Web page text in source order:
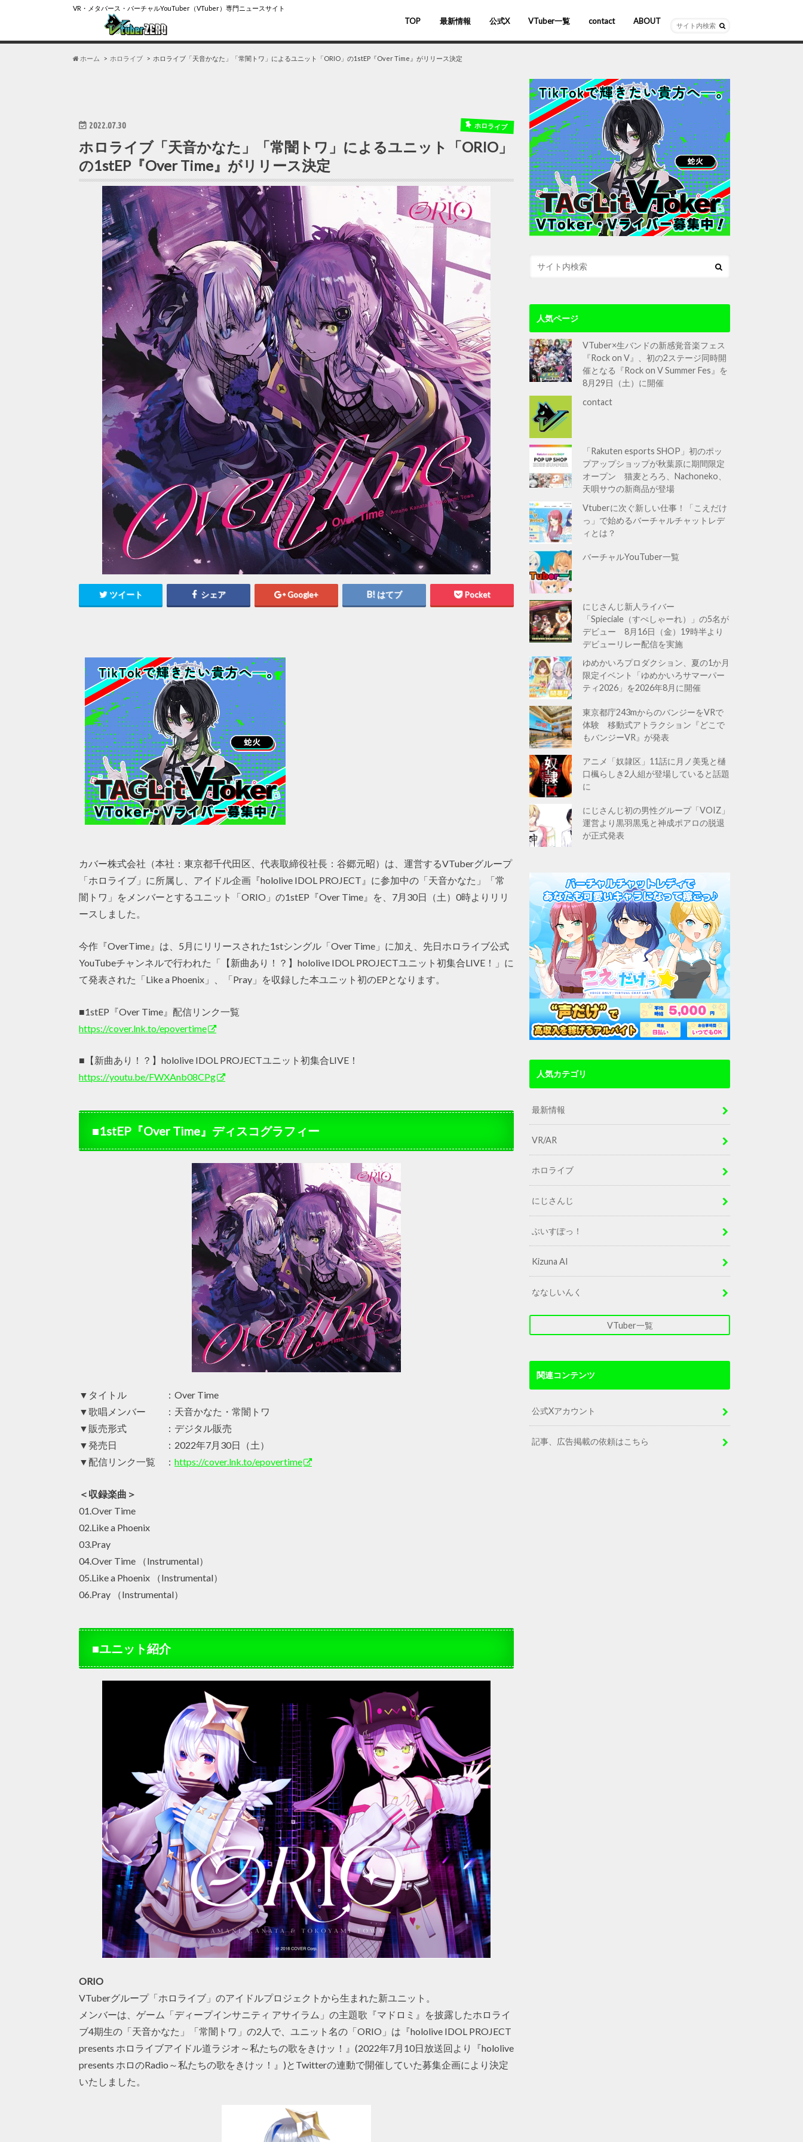
VR・メタバース・バーチャルYouTuber（VTuber）専門ニュースサイト
TOP 最新情報 公式X VTuber一覧
バーチャルYouTuber
VR/AR
ホロライブ
にじさんじ
ななしいんく
ぶいすぽっ！
contact ABOUT
ホーム ホロライブ ホロライブ「天音かなた」「常闇トワ」によるユニット「ORIO」の1stEP『Over Time』がリリース決定
2022.07.30 ホロライブ
ホロライブ「天音かなた」「常闇トワ」によるユニット「ORIO」
の1stEP『Over Time』がリリース決定
ツイート シェア Google+ はてブ Pocket
カバー株式会社（本社：東京都千代田区、代表取締役社長：谷郷元昭）は、運営するVTuberグループ
「ホロライブ」に所属し、アイドル企画『hololive IDOL PROJECT』に参加中の「天音かなた」「常
闇トワ」をメンバーとするユニット「ORIO」の1stEP『Over Time』を、7月30日（土）0時よりリリ
ースしました。
今作『OverTime』は、5月にリリースされた1stシングル「Over Time」に加え、先日ホロライブ公式
YouTubeチャンネルで行われた「【新曲あり！？】hololive IDOL PROJECTユニット初集合LIVE！」に
て発表された「Like a Phoenix」、「Pray」を収録した本ユニット初のEPとなります。
■1stEP『Over Time』配信リンク一覧
https://cover.lnk.to/epovertime
■【新曲あり！？】hololive IDOL PROJECTユニット初集合LIVE！
https://youtu.be/FWXAnb08CPg
■1stEP『Over Time』ディスコグラフィー
▼タイトル ：Over Time
▼歌唱メンバー ：天音かなた・常闇トワ
▼販売形式 ：デジタル販売
▼発売日 ：2022年7月30日（土）
▼配信リンク一覧 ： https://cover.lnk.to/epovertime
＜収録楽曲＞
01.Over Time
02.Like a Phoenix
03.Pray
04.Over Time （Instrumental）
05.Like a Phoenix （Instrumental）
06.Pray （Instrumental）
■ユニット紹介
ORIO
VTuberグループ「ホロライブ」のアイドルプロジェクトから生まれた新ユニット。
メンバーは、ゲーム「ディープインサニティ アサイラム」の主題歌『マドロミ』を披露したホロライ
ブ4期生の「天音かなた」「常闇トワ」の2人で、ユニット名の「ORIO」は『hololive IDOL PROJECT
presents ホロライブアイドル道ラジオ～私たちの歌をきけッ！』(2022年7月10日放送回より『hololive
presents ホロのRadio～私たちの歌をきけッ！』)とTwitterの連動で開催していた募集企画により決定
いたしました。
人気ページ
VTuber×生バンドの新感覚音楽フェス
『Rock on V』、初の2ステージ同時開
催となる『Rock on V Summer Fes』を
8月29日（土）に開催
contact
「Rakuten esports SHOP」初のポッ
プアップショップが秋葉原に期間限定
オープン 猫麦とろろ、Nachoneko、
天唄サウの新商品が登場
Vtuberに次ぐ新しい仕事！「こえだけ
っ」で始めるバーチャルチャットレデ
ィとは？
バーチャルYouTuber一覧
にじさんじ新人ライバー
「Spieciale（すぺしゃーれ）」の5名が
デビュー 8月16日（金）19時半より
デビューリレー配信を実施
ゆめかいろプロダクション、夏の1か月
限定イベント「ゆめかいろサマーパー
ティ2026」を2026年8月に開催
東京都庁243mからのバンジーをVRで
体験 移動式アトラクション『どこで
もバンジーVR』が発表
アニメ「奴隷区」11話に月ノ美兎と樋
口楓らしき2人組が登場していると話題
に
にじさんじ初の男性グループ「VOIZ」
運営より黒羽黒兎と神成ポアロの脱退
が正式発表
人気カテゴリ
最新情報
VR/AR
ホロライブ
にじさんじ
ぶいすぽっ！
Kizuna AI
ななしいんく
VTuber一覧
関連コンテンツ
公式Xアカウント
記事、広告掲載の依頼はこちら